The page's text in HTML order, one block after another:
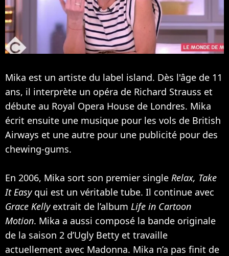
Mika est un artiste du label island. Dès l'âge de 11
ans, il interprète un opéra de Richard Strauss et
débute au Royal Opera House de Londres. Mika
écrit ensuite une musique pour les vols de British
Airways et une autre pour une publicité pour des
chewing-gums.
En 2006, Mika sort son premier single Relax, Take
It Easyqui est un véritable tube. Il continue avec
Grace Kellyextrait de l’album Life in Cartoon
Motion. Mika a aussi composé la bande originale
de la saison 2 d’Ugly Betty et travaille
actuellement avec Madonna. Mika n’a pas finit de